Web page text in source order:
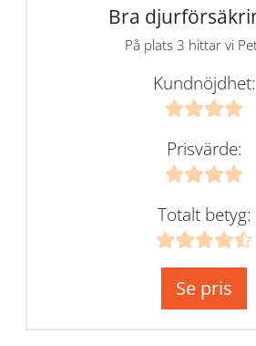
Bra
På plats 3 hittar vi
Kundnöjdhet:
Prisvärde:
Totalt betyg:
Se pris